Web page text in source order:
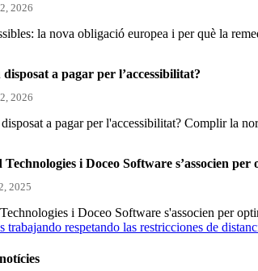
2026
la nova obligació europea i per què la
disposat a pagar per l’accessibilitat?
2026
a pagar per l'accessibilitat? Complir la
i Doceo Software s’associen
2025
i Doceo Software s'associen per